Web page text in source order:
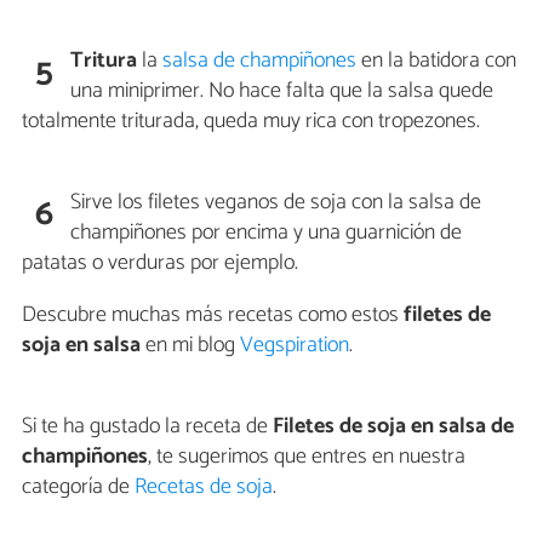
5 Trituralasalsa de champiñonesen la batidora con
una miniprimer. No hace falta que la salsa quede
totalmente triturada, queda muy rica con tropezones.
6 Sirve los filetes veganos de soja con la salsa de
champiñones por encima y una guarnición de
patatas o verduras por ejemplo.
Descubre muchas más recetas como estosfiletes de
soja en salsaen mi blogVegspiration.
Si te ha gustado la receta deFiletes de soja en salsa de
champiñones, te sugerimos que entres en nuestra
categoría deRecetas de soja.